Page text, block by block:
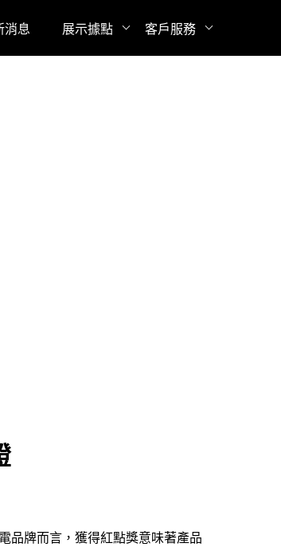
消息 展示據點 客戶服務
品牌而言，獲得紅點獎意味著產品